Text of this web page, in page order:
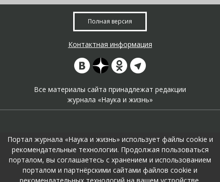
Полная версия
Контактная информация
Все материалы сайта принадлежат редакции
журнала «Наука и жизнь»
На портале применяются рекомендательные технологии
Продолжая пользоваться порталом вы соглашаетесь с их
Портал журнала «Наука и жизнь» использует файлы cookie и
рекомендательные технологии. Продолжая пользоваться
порталом, вы соглашаетесь с хранением и использованием
порталом и партнёрскими сайтами файлов cookie и